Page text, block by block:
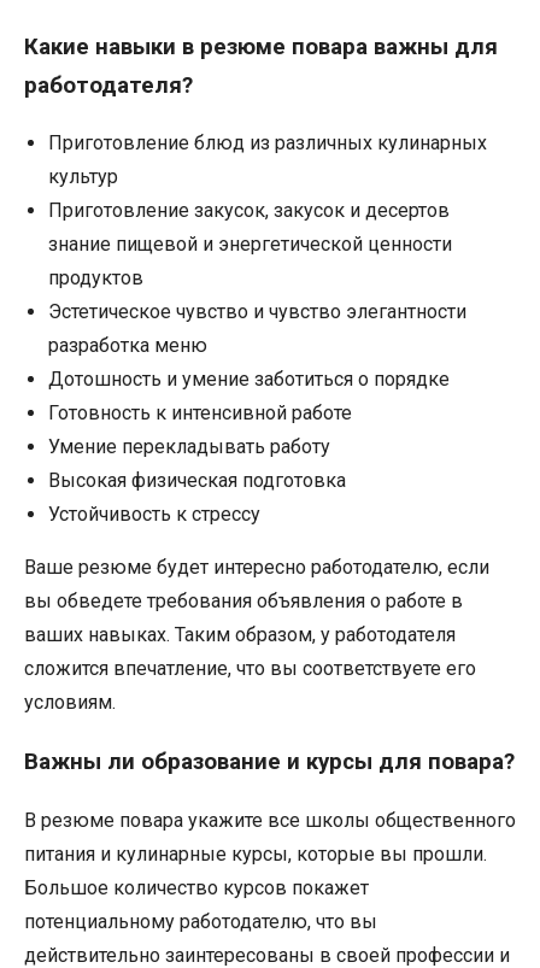
Какие навыки в резюме повара важны для
работодателя?
Приготовление блюд из различных кулинарных
культур
Приготовление закусок, закусок и десертов
знание пищевой и энергетической ценности
продуктов
Эстетическое чувство и чувство элегантности
разработка меню
Дотошность и умение заботиться о порядке
Готовность к интенсивной работе
Умение перекладывать работу
Высокая физическая подготовка
Устойчивость к стрессу
Ваше резюме будет интересно работодателю, если
вы обведете требования объявления о работе в
ваших навыках. Таким образом, у работодателя
сложится впечатление, что вы соответствуете его
условиям.
Важны ли образование и курсы для повара?
В резюме повара укажите все школы общественного
питания и кулинарные курсы, которые вы прошли.
Большое количество курсов покажет
потенциальному работодателю, что вы
действительно заинтересованы в своей профессии и